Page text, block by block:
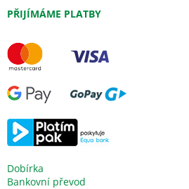
PŘIJÍMÁME PLATBY
Dobírka
Bankovní převod